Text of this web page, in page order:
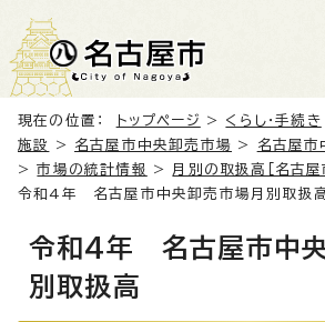
現在の位置： トップページ > くらし・手続き
施設
> 名古屋市中央卸売市場 >
名古屋市
>市場の統計情報 > 月別の取扱高［名古屋
令和4年 名古屋市中央卸売市場月別取扱
令和4年 名古屋市中央
別取扱高